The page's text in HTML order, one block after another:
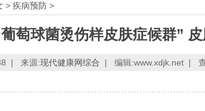
> 疾病预防 >
萄球菌烫伤样皮肤症候群”
| 来源:现代健康网综合 | 编辑:www.xdjk.net |